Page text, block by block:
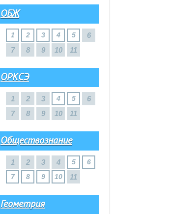
ОБЖ
1 2 3 4 5
6
7
8 9 10 11
ОРКСЭ
1 2 3 4 5
6
7
8 9 10 11
Обществознание
1 2 3 4 5
6
7
8 9 10 11
Геометрия